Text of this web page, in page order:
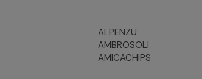
ALPENZU
AMBROSOLI
AMICACHIPS